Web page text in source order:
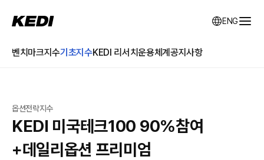
KEDI Korea Economic Daily Index
벤치마크지수기초지수KEDI 리서치운용체계공지사항
ENG
옵션전략지수
KEDI 미국테크100 90%참여
+데일리옵션 프리미엄